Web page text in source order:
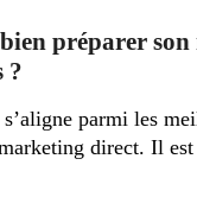
préparer
?
parmi les
direct. Il